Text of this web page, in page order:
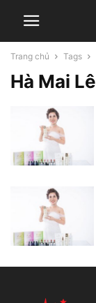
Trang chủ Tags
Hà Mai Lê